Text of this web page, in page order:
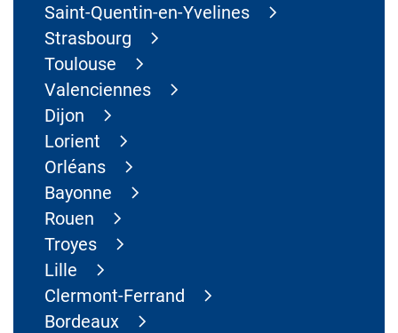
Saint-Quentin-en-Yvelines
Strasbourg
Toulouse
Valenciennes
Dijon
Lorient
Orléans
Bayonne
Rouen
Troyes
Lille
Clermont-Ferrand
Bordeaux